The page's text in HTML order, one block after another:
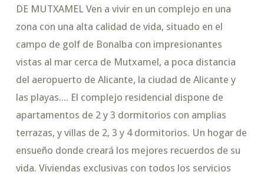
DE MUTXAMEL Ven a vivir en un complejo en una
zona con una alta calidad de vida, situado en el
campo de golf de Bonalba con impresionantes
vistas al mar cerca de Mutxamel, a poca distancia
del aeropuerto de Alicante, la ciudad de Alicante y
las playas.... El complejo residencial dispone de
apartamentos de 2 y 3 dormitorios con amplias
terrazas, y villas de 2, 3 y 4 dormitorios. Un hogar de
ensueño donde creará los mejores recuerdos de su
vida. Viviendas exclusivas con todos los servicios